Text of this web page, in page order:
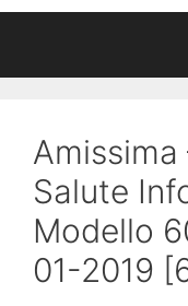
Salute
Modello
01-2019